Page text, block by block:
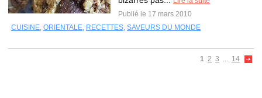
Publié le 17 mars 2010
CUISINE, ORIENTALE, RECETTES, SAVEURS DU MONDE
1 2 3 ... 14